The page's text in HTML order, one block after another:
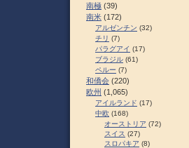
南極 (39)
南米 (172)
アルゼンチン (32)
チリ (7)
パラグアイ (17)
ブラジル (61)
ペルー (7)
和僑会 (220)
欧州 (1,065)
アイルランド (17)
中欧 (168)
オーストリア (72)
スイス (27)
スロパキア (8)